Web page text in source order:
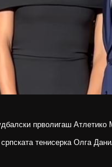
прволигаш Атлетико
тенисерка Олга